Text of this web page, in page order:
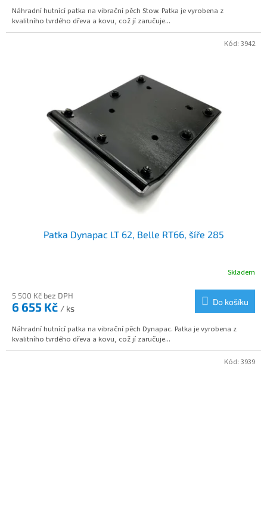
Náhradní hutnící patka na vibrační pěch Stow. Patka je vyrobena z
kvalitního tvrdého dřeva a kovu, což jí zaručuje...
Patka Dynapac LT 62, Belle RT66, šíře 285
Skladem
5 500 Kč bez DPH
6 655 Kč / ks
Do košíku
Náhradní hutnící patka na vibrační pěch Dynapac. Patka je vyrobena z
kvalitního tvrdého dřeva a kovu, což jí zaručuje...
Kód: 3942
Kód: 3939